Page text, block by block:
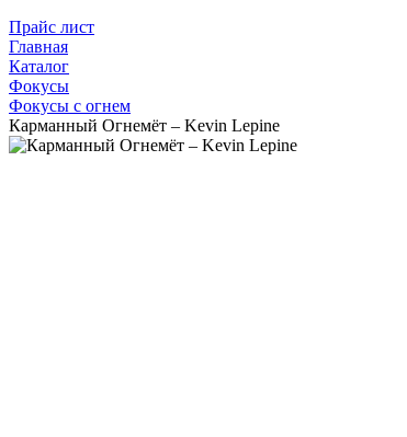
Прайс лист
Главная
Каталог
Фокусы
Фокусы с огнем
Карманный Огнемёт – Kevin Lepine